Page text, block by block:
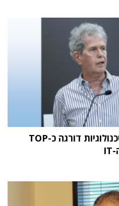
מחקר STKI השנתי: וואן טכנולוגיות דורגה כ-TOP